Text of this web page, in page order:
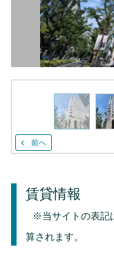
前へ
賃貸情報
※当サイトの表記
算されます。